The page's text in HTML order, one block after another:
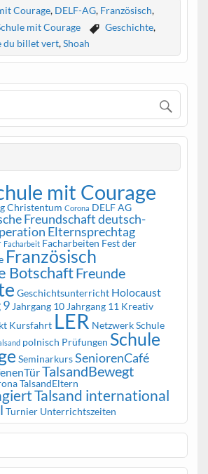
Courage, DELF-AG, Französisch,
mit Courage Geschichte,
du billet vert,Shoah
mit Courage
Christentum Corona DELF AG
Freundschaftdeutsch-
Elternsprechtag
Facharbeit Facharbeiten Fest der
Französisch
BotschaftFreunde
Geschichtsunterricht Holocaust
9 Jahrgang 10 Jahrgang 11 Kreativ
Kursfahrt LER Netzwerk Schule
polnisch Prüfungen Schule
SeminarkursSeniorenCafé
TalsandBewegt
TalsandEltern
Talsand international
Turnier Unterrichtszeiten